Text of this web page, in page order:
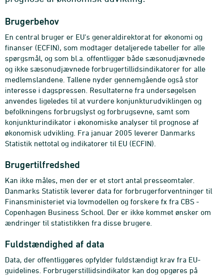
Brugerbehov
En central bruger er EU's generaldirektorat for økonomi og
finanser (ECFIN), som modtager detaljerede tabeller for alle
spørgsmål, og som bl.a. offentliggør både sæsonudjævnede
og ikke sæsonudjævnede forbrugertillidsindikatorer for alle
medlemslandene. Tallene nyder gennemgående også stor
interesse i dagspressen. Resultaterne fra undersøgelsen
anvendes ligeledes til at vurdere konjunkturudviklingen og
befolkningens forbrugslyst og forbrugsevne, samt som
konjunkturindikator i økonomiske analyser til prognose af
økonomisk udvikling. Fra januar 2005 leverer Danmarks
Statistik nettotal og indikatorer til EU (ECFIN).
Brugertilfredshed
Kan ikke måles, men der er et stort antal presseomtaler.
Danmarks Statistik leverer data for forbrugerforventninger til
Finansministeriet via lovmodellen og forskere fx fra CBS -
Copenhagen Business School. Der er ikke kommet ønsker om
ændringer til statistikken fra disse brugere.
Fuldstændighed af data
Data, der offentliggøres opfylder fuldstændigt krav fra EU-
guidelines. Forbrugerstillidsindikator kan dog opgøres på